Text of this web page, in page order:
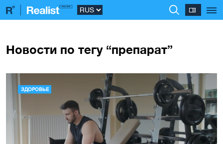
Новости по тегу “препарат”
ЗДОРОВЬЕ